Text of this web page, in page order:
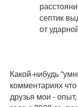
септик
от
Какой-нибудь
комментариях
друзья мои -